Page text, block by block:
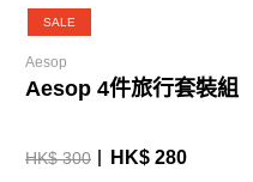
SALE
Aesop
Aesop 4件旅行套裝組
HK$ 300 HK$ 280